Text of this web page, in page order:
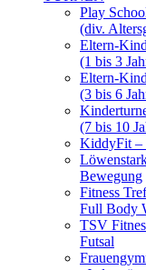
Play
(div.
Eltern-
(1 bis 3
Eltern-
(3 bis 6
(7 bis 10
KiddyFit –
Bewegung
Fitness
Full Body
TSV
Futsal